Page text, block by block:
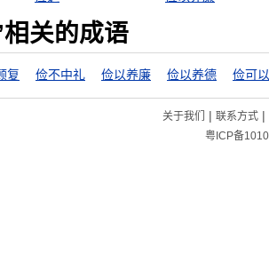
关的成语
复 俭不中礼 俭以养廉 俭以养德
关于我们 | 联系方式|
粤ICP备